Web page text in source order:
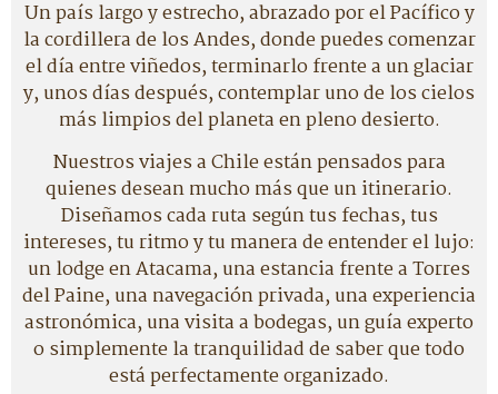
Un país largo y estrecho, abrazado por el Pacífico y
la cordillera de los Andes, donde puedes comenzar
el día entre viñedos, terminarlo frente a un glaciar
y, unos días después, contemplar uno de los cielos
más limpios del planeta en pleno desierto.
Nuestros viajes a Chile están pensados para
quienes desean mucho más que un itinerario.
Diseñamos cada ruta según tus fechas, tus
intereses, tu ritmo y tu manera de entender el lujo:
un lodge en Atacama, una estancia frente a Torres
del Paine, una navegación privada, una experiencia
astronómica, una visita a bodegas, un guía experto
o simplemente la tranquilidad de saber que todo
está perfectamente organizado.